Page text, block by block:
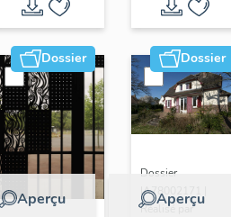
Dossier
Aperçu
Dossier
Aperçu
Dossier
IA78002171 |
Réalisé par